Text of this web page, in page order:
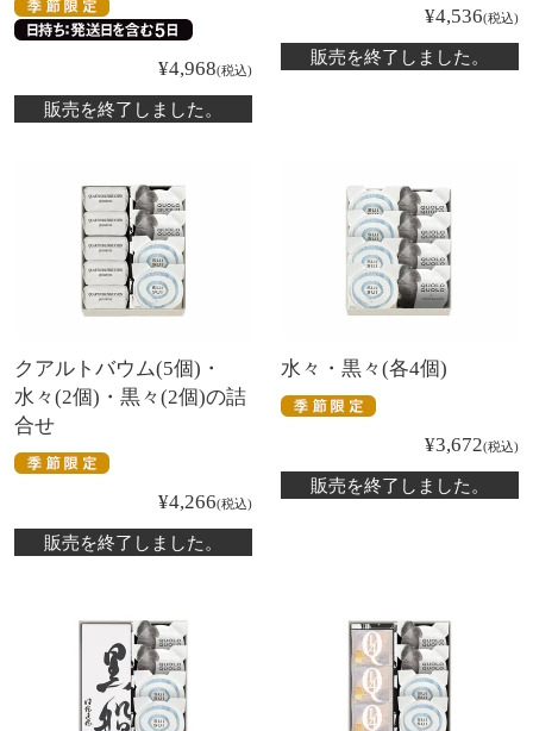
¥4,968 税込
販売を終了しました。
¥4,536 税込
販売を終了しました。
クアルトバウム(5個)・
水々(2個)・黒々(2個)の詰
合せ
¥4,266 税込
販売を終了しました。
水々・黒々(各4個)
¥3,672 税込
販売を終了しました。